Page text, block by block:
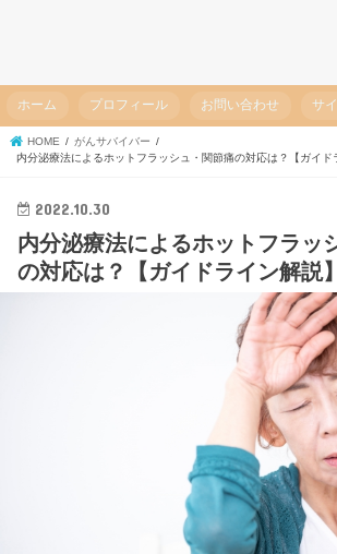
ホーム プロフィール お問い合わせ サ
HOME
がんサバイバー
内分泌療法によるホットフラッシュ・関節痛の対応は？【ガイド
2022.10.30
内分泌療法によるホットフラッ
の対応は？【ガイドライン解説】